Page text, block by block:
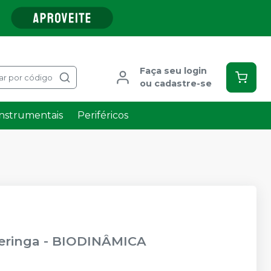
por código
Faça seu login
ou cadastre-se
Periféricos
- BIODINÂMICA